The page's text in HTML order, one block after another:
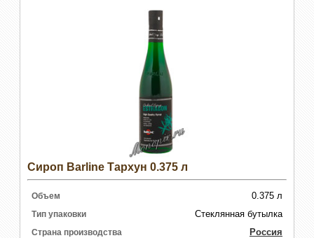
Сироп Barline Тархун 0.375 л
Объем 0.375 л
Тип упаковки Стеклянная бутылка
Страна производства Россия